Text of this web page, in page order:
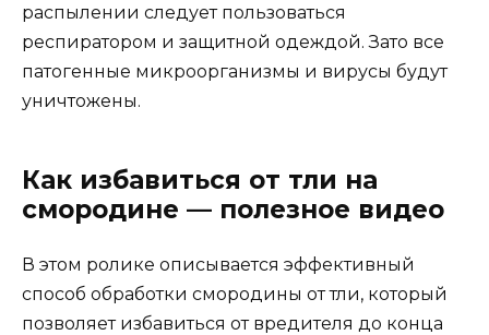
распылении следует пользоваться
респиратором и защитной одеждой. Зато все
патогенные микроорганизмы и вирусы будут
уничтожены.
Как избавиться от тли на
смородине — полезное видео
В этом ролике описывается эффективный
способ обработки смородины от тли, который
позволяет избавиться от вредителя до конца